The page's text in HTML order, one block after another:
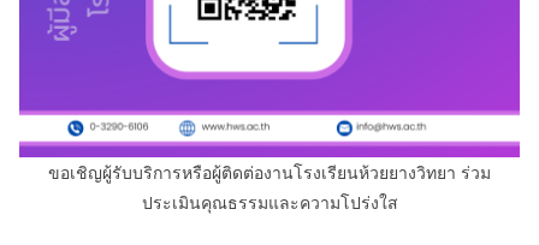
ขอเชิญผู้รับบริการหรือผู้ติดต่องานโรงเรียนห้วยยางวิทยา ร่วม
ประเมินคุณธรรมและความโปร่งใส